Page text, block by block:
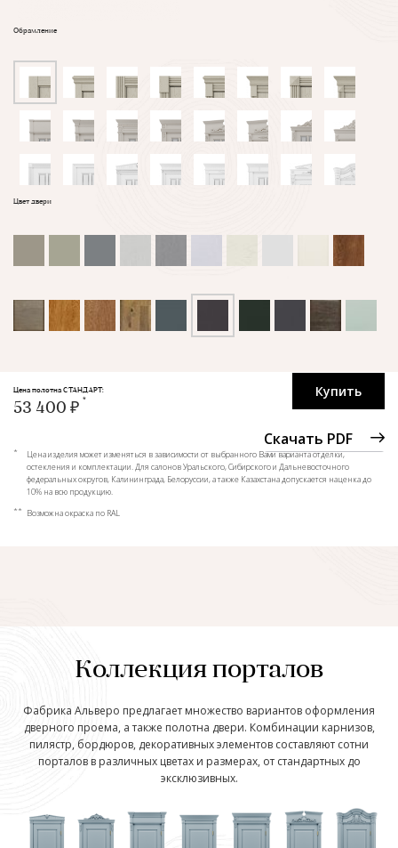
Обрамление
Цвет двери
Купить
Скачать PDF
Цена полотна СТАНДАРТ:
53 400 ₽
*
Цена изделия может изменяться в зависимости от выбранного Вами варианта отделки,
остекления и комплектации. Для салонов Уральского, Сибирского и Дальневосточного
федеральных округов, Калининграда, Белоруссии, а также Казахстана допускается наценка до
10% на всю продукцию.
** Возможна окраска по RAL
Коллекция порталов
Фабрика Альверо предлагает множество вариантов оформления
дверного проема, а также полотна двери. Комбинации карнизов,
пилястр, бордюров, декоративных элементов составляют сотни
порталов в различных цветах и размерах, от стандартных до
эксклюзивных.